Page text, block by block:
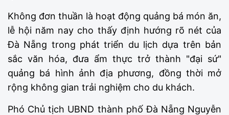
Không đơn thuần là hoạt động quảng bá món ăn,
lễ hội năm nay cho thấy định hướng rõ nét của
Đà Nẵng trong phát triển du lịch dựa trên bản
sắc văn hóa, đưa ẩm thực trở thành "đại sứ"
quảng bá hình ảnh địa phương, đồng thời mở
rộng không gian trải nghiệm cho du khách.
Phó Chủ tịch UBND thành phố Đà Nẵng Nguyễn